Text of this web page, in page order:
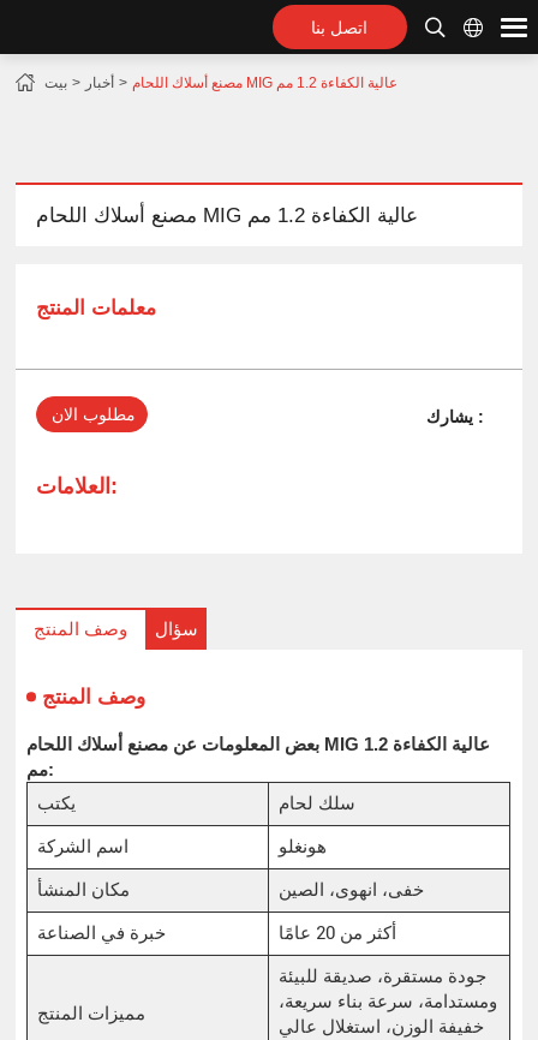
اتصل بنا
بيت أخبار مصنع أسلاك اللحام MIG عالية الكفاءة 1.2 مم
مصنع أسلاك اللحام MIG عالية الكفاءة 1.2 مم
معلمات المنتج
مطلوب الان يشارك :
العلامات:
وصف المنتج سؤال
وصف المنتج
بعض المعلومات عن مصنع أسلاك اللحام MIG عالية الكفاءة 1.2
مم:
يكتب
سلك لحام
اسم الشركة
هونغلو
مكان المنشأ
خفى، انهوى، الصين
خبرة في الصناعة
أكثر من 20 عامًا
مميزات المنتج
جودة مستقرة، صديقة للبيئة
ومستدامة، سرعة بناء سريعة،
خفيفة الوزن، استغلال عالي